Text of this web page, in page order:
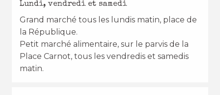
Lundi, vendredi et samedi
Grand marché tous les lundis matin, place de
la République.
Petit marché alimentaire, sur le parvis de la
Place Carnot, tous les vendredis et samedis
matin.